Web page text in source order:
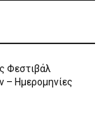
Φεστιβάλ
– Ημερομηνίες